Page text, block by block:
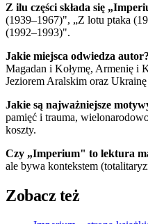
Z ilu części składa się
(1939–1967)", „Z lotu ptaka
(1992–1993)".
Jakie miejsca odwiedza autor?
Magadan i Kołymę, Armenię i
Jeziorem Aralskim oraz
Jakie są najważniejsze
pamięć i trauma,
koszty.
Czy „Imperium" to lektura
ale bywa kontekstem
Zobacz też